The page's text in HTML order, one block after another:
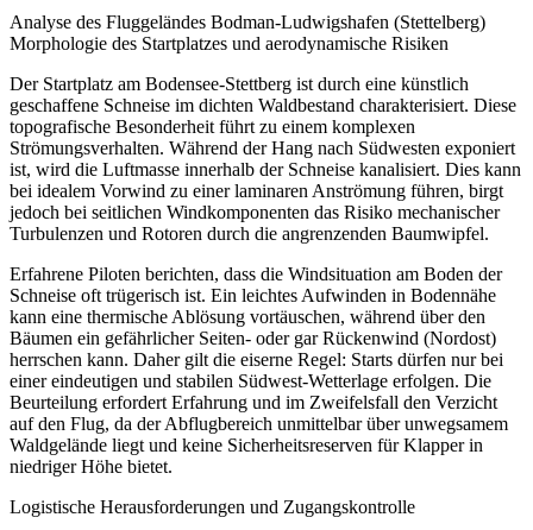
Analyse des Fluggeländes Bodman-Ludwigshafen (Stettelberg)
Morphologie des Startplatzes und aerodynamische Risiken
Der Startplatz am Bodensee-Stettberg ist durch eine künstlich
geschaffene Schneise im dichten Waldbestand charakterisiert. Diese
topografische Besonderheit führt zu einem komplexen
Strömungsverhalten. Während der Hang nach Südwesten exponiert
ist, wird die Luftmasse innerhalb der Schneise kanalisiert. Dies kann
bei idealem Vorwind zu einer laminaren Anströmung führen, birgt
jedoch bei seitlichen Windkomponenten das Risiko mechanischer
Turbulenzen und Rotoren durch die angrenzenden Baumwipfel.
Erfahrene Piloten berichten, dass die Windsituation am Boden der
Schneise oft trügerisch ist. Ein leichtes Aufwinden in Bodennähe
kann eine thermische Ablösung vortäuschen, während über den
Bäumen ein gefährlicher Seiten- oder gar Rückenwind (Nordost)
herrschen kann. Daher gilt die eiserne Regel: Starts dürfen nur bei
einer eindeutigen und stabilen Südwest-Wetterlage erfolgen. Die
Beurteilung erfordert Erfahrung und im Zweifelsfall den Verzicht
auf den Flug, da der Abflugbereich unmittelbar über unwegsamem
Waldgelände liegt und keine Sicherheitsreserven für Klapper in
niedriger Höhe bietet.
Logistische Herausforderungen und Zugangskontrolle